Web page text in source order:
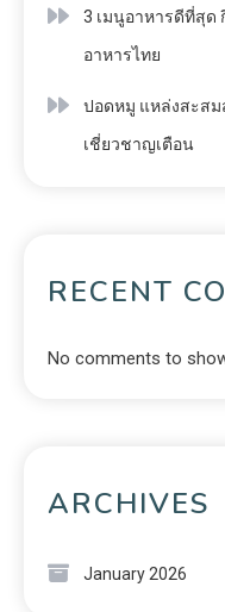
3 เมนูอาหารดีที่สุด
อาหารไทย
ปอดหมู แหล่งสะส
เชี่ยวชาญเตือน
RECENT
No comments to
ARCHIVES
January 2026